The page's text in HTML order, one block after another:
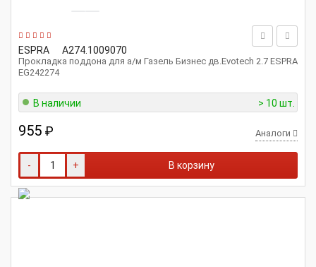
ESPRA А274.1009070
Прокладка поддона для а/м Газель Бизнес дв.Evotech 2.7 ESPRA
EG242274
В наличии > 10 шт.
955 ₽ Аналоги
- + В корзину